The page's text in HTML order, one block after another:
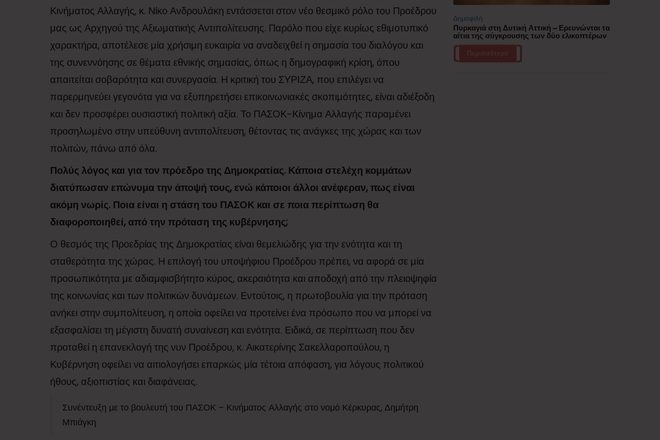
Κινήματος Αλλαγής, κ. Νίκο Ανδρουλάκη εντάσσεται στον νέο θεσμικό ρόλο του Προέδρου
μας ως Αρχηγού της Αξιωματικής Αντιπολίτευσης. Παρόλο που είχε κυρίως εθιμοτυπικό
χαρακτήρα, αποτέλεσε μία χρήσιμη ευκαιρία να αναδειχθεί η σημασία του διαλόγου και
της συνεννόησης σε θέματα εθνικής σημασίας, όπως η δημογραφική κρίση, όπου
απαιτείται σοβαρότητα και συνεργασία. Η κριτική του ΣΥΡΙΖΑ, που επιλέγει να
παρερμηνεύει γεγονότα για να εξυπηρετήσει επικοινωνιακές σκοπιμότητες, είναι αδιέξοδη
και δεν προσφέρει ουσιαστική πολιτική αξία. Το ΠΑΣΟΚ-Κίνημα Αλλαγής παραμένει
προσηλωμένο στην υπεύθυνη αντιπολίτευση, θέτοντας τις ανάγκες της χώρας και των
πολιτών, πάνω από όλα.
Πολύς λόγος και για τον πρόεδρο της Δημοκρατίας. Κάποια στελέχη κομμάτων
διατύπωσαν επώνυμα την άποψή τους, ενώ κάποιοι άλλοι ανέφεραν, πως είναι
ακόμη νωρίς. Ποια είναι η στάση του ΠΑΣΟΚ και σε ποια περίπτωση θα
διαφοροποιηθεί, από την πρόταση της κυβέρνησης;
Ο θεσμός της Προεδρίας της Δημοκρατίας είναι θεμελιώδης για την ενότητα και τη
σταθερότητα της χώρας. Η επιλογή του υποψήφιου Προέδρου πρέπει, να αφορά σε μία
προσωπικότητα με αδιαμφισβήτητο κύρος, ακεραιότητα και αποδοχή από την πλειοψηφία
της κοινωνίας και των πολιτικών δυνάμεων. Εντούτοις, η πρωτοβουλία για την πρόταση
ανήκει στην συμπολίτευση, η οποία οφείλει να προτείνει ένα πρόσωπο που να μπορεί να
εξασφαλίσει τη μέγιστη δυνατή συναίνεση και ενότητα. Ειδικά, σε περίπτωση που δεν
προταθεί η επανεκλογή της νυν Προέδρου, κ. Αικατερίνης Σακελλαροπούλου, η
Κυβέρνηση οφείλει να αιτιολογήσει επαρκώς μία τέτοια απόφαση, για λόγους πολιτικού
ήθους, αξιοπιστίας και διαφάνειας​.
Συνέντευξη με το βουλευτή του ΠΑΣΟΚ – Κινήματος Αλλαγής στο νομό Κέρκυρας, Δημήτρη
Μπιάγκη
Δημοφιλή
Πυρκαγιά στη Δυτική Αττική – Ερευνώνται τα
αίτια της σύγκρουσης των δύο ελικοπτέρων
Περισσότερα